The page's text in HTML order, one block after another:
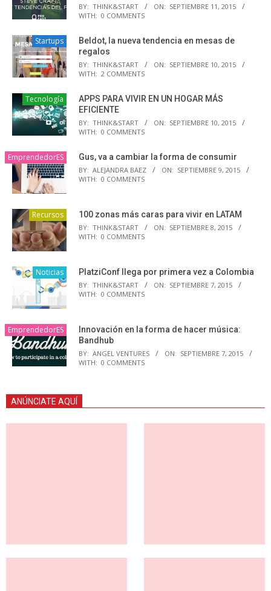
BY: THINK&START ON: SEPTIEMBRE 11, 2015
WITH: 0 COMMENTS
Startups
Beldot, la nueva tendencia en mesas de
regalos
BY: THINK&START ON: SEPTIEMBRE 10, 2015
WITH: 2 COMMENTS
Tecnología
APPS PARA VIVIR EN UN HOGAR MÁS
EFICIENTE
BY: THINK&START ON: SEPTIEMBRE 10, 2015
WITH: 0 COMMENTS
EmprendedorES Gus, va a cambiar la forma de consumir
BY: ALEJANDRA BAEZ ON: SEPTIEMBRE 9, 2015
WITH: 0 COMMENTS
Recursos 100 zonas más caras para vivir en LATAM
BY: THINK&START ON: SEPTIEMBRE 8, 2015
WITH: 0 COMMENTS
Noticias PlatziConf llega por primera vez a Colombia
BY: THINK&START ON: SEPTIEMBRE 7, 2015
WITH: 0 COMMENTS
EmprendedorES
Innovación en la forma de hacer música:
Bandhub
BY: ANGEL VENTURES ON: SEPTIEMBRE 7, 2015
WITH: 0 COMMENTS
ANÚNCIATE AQUÍ